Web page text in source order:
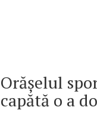
Orășelul
capătă o a